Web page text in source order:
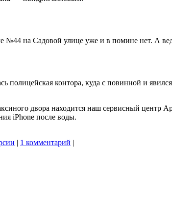
№44 на Садовой улице уже и в помине нет. А
полицейская контора, куда с повинной и
двора находится наш сервисный центр
iPhone после воды.
| 1 комментарий |